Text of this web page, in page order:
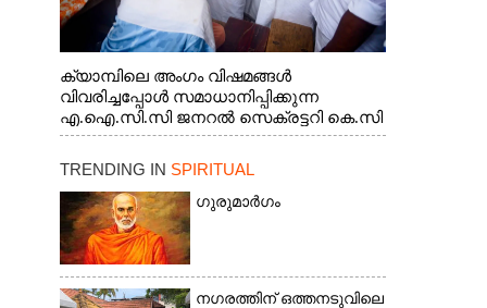
ക്യാമ്പിലെ അംഗം വിഷമങ്ങൾ
വിവരിച്ചപ്പോൾ സമാധാനിപ്പിക്കുന്ന
എ.ഐ.സി.സി ജനറൽ സെക്രട്ടറി കെ.സി
വേണുഗോപാൽ എം.പി. സഹകരണ-
എന്നിവർ
TRENDING IN SPIRITUAL
ഗുരുമാർഗം
നഗരത്തിന് ഒത്തനടുവിലെ